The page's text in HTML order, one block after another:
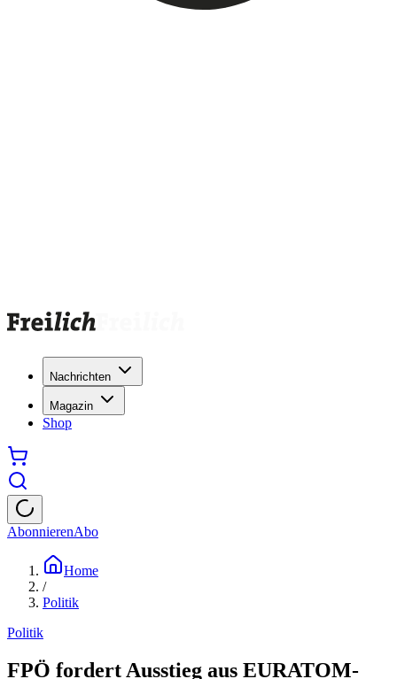
Nachrichten
Magazin
Shop
AbonnierenAbo
Home
/
Politik
Politik
FPÖ fordert Ausstieg aus EURATOM-